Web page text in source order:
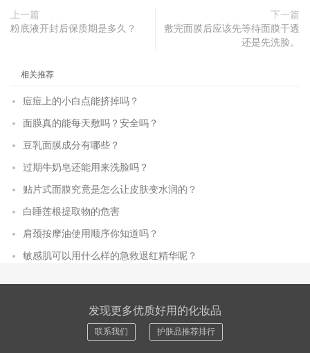
上一篇
粉底液开封后保质期是多久？
下一篇
敷完面膜后应该先等待面膜干透
还是先洗脸。
相关推荐
痘痘上的小白点能挤掉吗？
面膜真的能每天敷吗？安全吗？
豆乳面膜成分有哪些？
过期牛奶皂还能用来洗脸吗？
贴片式面膜究竟是怎么让皮肤变水润的？
白睡莲根提取物的危害
肩颈按摩油使用顺序你知道吗？
敏感肌可以用什么样的急救退红精华呢？
发现更多优质好用的化妆品
联系我们 护肤品推荐排行